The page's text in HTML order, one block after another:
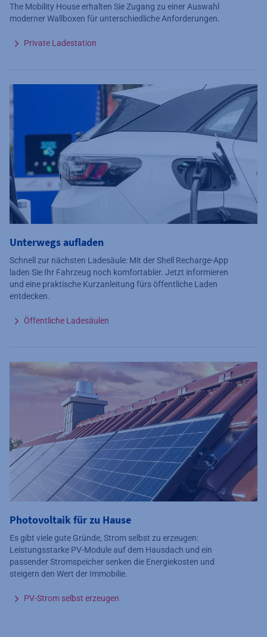
The Mobility House erhalten Sie Zugang zu einer Auswahl
moderner Wallboxen für unterschiedliche Anforderungen.
Private Ladestation
Unterwegs aufladen
Schnell zur nächsten Ladesäule: Mit der Shell Recharge-App
laden Sie Ihr Fahrzeug noch komfortabler. Jetzt informieren
und eine praktische Kurzanleitung fürs öffentliche Laden
entdecken.
Öffentliche Ladesäulen
Photovoltaik für zu Hause
Es gibt viele gute Gründe, Strom selbst zu erzeugen:
Leistungsstarke PV-Module auf dem Hausdach und ein
passender Stromspeicher senken die Energiekosten und
steigern den Wert der Immobilie.
PV-Strom selbst erzeugen